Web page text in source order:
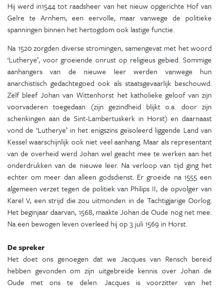
Hij werd in1544 tot raadsheer van het nieuw opgerichte Hof van
Gelre te Arnhem, een eervolle, maar vanwege de politieke
spanningen binnen het hertogdom ook lastige functie.
Na 1520 zorgden diverse stromingen, samengevat met het woord
‘Lutherye’, voor groeiende onrust op religieus gebied. Sommige
aanhangers van de nieuwe leer werden vanwege hun
anarchistisch gedachtegoed ook als staatsgevaarlijk beschouwd.
Zelf bleef Johan van Wittenhorst het katholieke geloof van zijn
voorvaderen toegedaan (zijn gezindheid blijkt o.a. door zijn
schenkingen aan de Sint-Lambertuskerk in Horst) en daarnaast
vond de ‘Lutherye’ in het enigszins geïsoleerd liggende Land van
Kessel waarschijnlijk ook niet veel aanhang. Maar als representant
van de overheid werd Johan wel geacht mee te werken aan het
onderdrukken van de nieuwe leer. Na verloop van tijd ging het
echter om meer dan alleen godsdienst. Er groeide na 1555 een
algemeen verzet tegen de politiek van Philips II, de opvolger van
Karel V, een strijd die zou uitmonden in de Tachtigjarige Oorlog.
Het beginjaar daarvan, 1568, maakte Johan de Oude nog net mee.
Na een bewogen leven overleed hij op 3 juli 1569 in Horst.
De spreker
Het doet ons genoegen dat we Jacques van Rensch bereid
hebben gevonden om zijn uitgebreide kennis over Johan de
Oude met ons te delen. Jacques is voorzitter van het